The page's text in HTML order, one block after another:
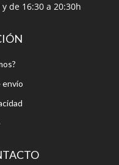
de 16:30 a 20:30h
envío